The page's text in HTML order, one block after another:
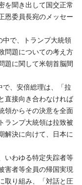
を聞き出して国交正常
恩委員長宛のメッセー
中で、トランプ大統領
問題についての考え方
題に関して米朝首脳間
で、安倍総理は、「拉
直接向き合わなければ
領からその決意を全面
ランプ大統領は拉致被
解決に向けて、日本に
いわゆる特定失踪者等
害者等全員の帰国実現
取り組み、「対話と圧